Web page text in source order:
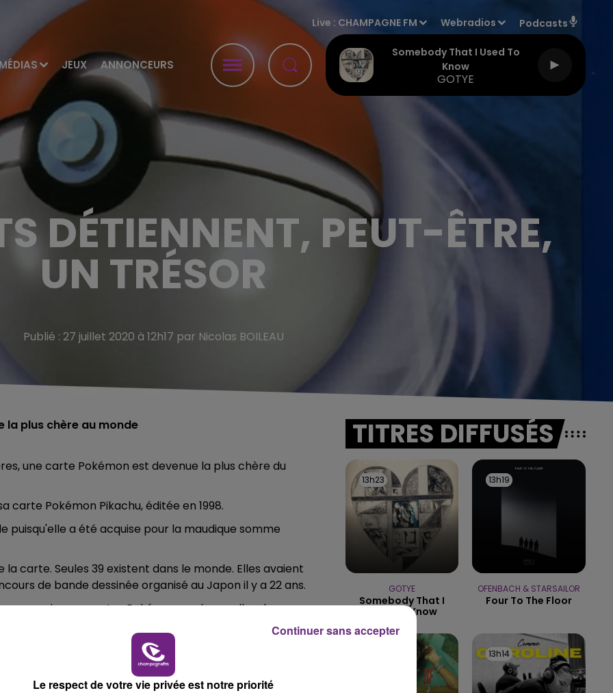
MÉDIAS JEUX ANNONCEURS
Live : CHAMPAGNE FM Webradios Podcasts
Somebody That I Used To
Know
GOTYE
16h00 - 20h00
LE WEEK-END CHAMPAGNE FM
7h00 - 11h00
DÉTIENNENT, PEUT-ÊTRE,
UN TRÉSOR
Publié : 27 juillet 2020 à 12h17 par Nicolas BOILEAU
la plus chère au monde
une carte Pokémon est devenue la plus chère du
carte Pokémon Pikachu, éditée en 1998.
puisqu'elle a été acquise pour la maudique somme
carte. Seules 39 existent dans le monde. Elles avaient
de bande dessinée organisé au Japon il y a 22 ans.
anciennes cartes Pokémon ou dans celles de vos
TITRES DIFFUSÉS
13h23
13h23
GOTYE
Somebody That I
Used To Know
13h19
13h19
OFENBACH & STARSAILOR
Four To The Floor
13h14
13h14
Le respect de votre vie privée est notre priorité
Continuer sans accepter